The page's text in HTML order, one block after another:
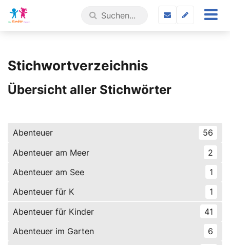
Stichwortverzeichnis
Übersicht aller Stichwörter
Abenteuer
56
Abenteuer am Meer
2
Abenteuer am See
1
Abenteuer für K
1
Abenteuer für Kinder
41
Abenteuer im Garten
6